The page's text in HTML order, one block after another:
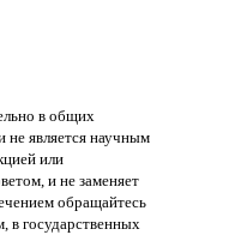
в общих
не является научным
или
и не заменяет
обращайтесь
в государственных